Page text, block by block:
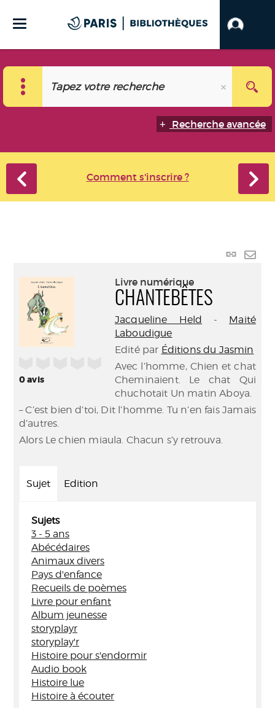
Recherche avancée
Comment s'inscrire ?
Lien
0avis
Livre numérique
CHANTEBÊTES
Jacqueline Held - Maité
Laboudigue
Edité par Éditions du Jasmin
Avec l’homme, Chien et chat
Cheminaient. Le chat Qui
chuchotait Un matin Aboya.
– C’est bien d’toi, Dit l’homme. Tu n’en fais Jamais
d’autres.
Alors Le chien miaula. Chacun s’y retrouva.
Sujet Edition
Sujets
3 - 5 ans
Abécédaires
Animaux divers
Pays d'enfance
Recueils de poèmes
Livre pour enfant
Album jeunesse
storyplayr
storyplay'r
Histoire pour s'endormir
Audio book
Histoire lue
Histoire à écouter